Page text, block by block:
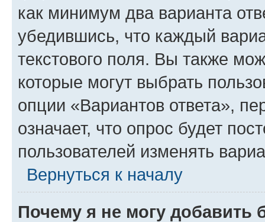
как минимум два варианта
убедившись, что каждый
текстового поля. Вы также
которые могут выбрать
опции «Вариантов ответа»,
означает, что опрос будет
пользователей изменять
Вернуться к началу
Почему я не могу добавить